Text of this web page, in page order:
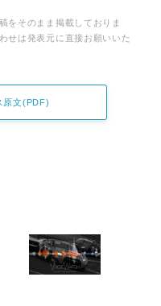
をそのまま掲載しておりま
せは発表元に直接お願いいた
原文(PDF)